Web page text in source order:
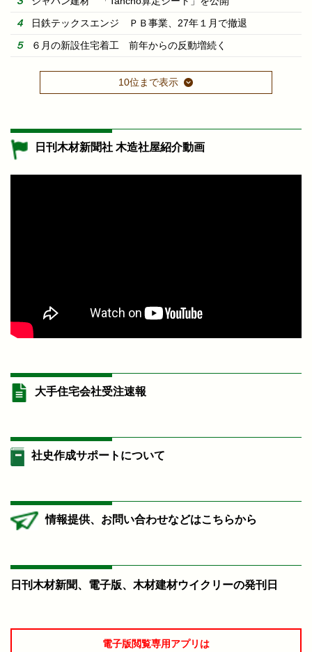
日鉄テックスエンジ ＰＢ事業、27年１月で撤退
６月の新設住宅着工 前年からの反動増続く
10位まで表示
日刊木材新聞社 木造社屋紹介動画
大手住宅会社受注速報
社史作成サポートについて
情報提供、お問い合わせなどはこちらから
日刊木材新聞、電子版、木材建材ウイクリーの発刊日
電子版閲覧専用アプリは